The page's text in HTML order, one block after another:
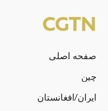
صفحه اصلی
چین
ایران/افغانستان